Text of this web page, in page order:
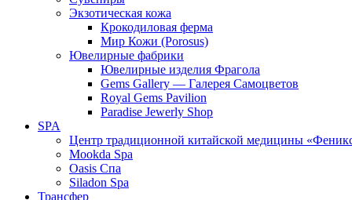
Экзотическая кожа
Крокодиловая ферма
Мир Кожи (Porosus)
Ювелирные фабрики
Ювелирные изделия Фрагола
Gems Gallery — Галерея Самоцветов
Royal Gems Pavilion
Paradise Jewerly Shop
SPA
Центр традиционной китайской медицины
Mookda Spa
Oasis Спа
Siladon Spa
Трансфер